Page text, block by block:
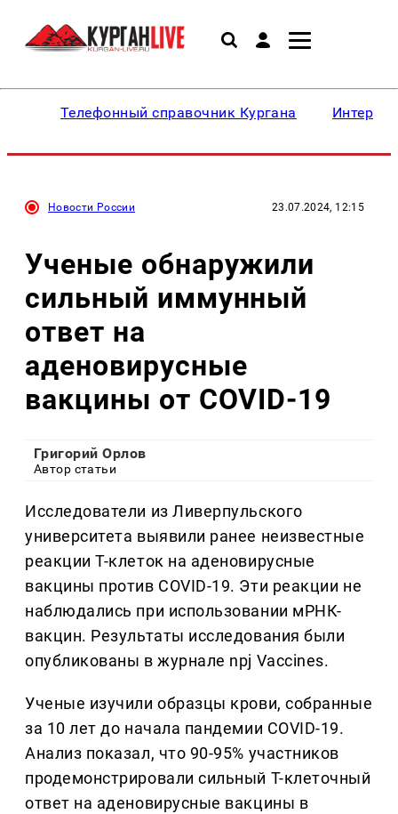
Телефонный справочник Кургана
Новости России 23.07.2024, 12:15
Ученые обнаружили
сильный иммунный
ответ на
аденовирусные
вакцины от COVID-19
Григорий Орлов
Автор статьи
Исследователи из Ливерпульского
университета выявили ранее неизвестные
реакции Т-клеток на аденовирусные
вакцины против COVID-19. Эти реакции не
наблюдались при использовании мРНК-
вакцин. Результаты исследования были
опубликованы в журнале npj Vaccines.
Ученые изучили образцы крови, собранные
за 10 лет до начала пандемии COVID-19.
Анализ показал, что 90-95% участников
продемонстрировали сильный Т-клеточный
ответ на аденовирусные вакцины в